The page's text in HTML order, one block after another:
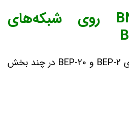
تفاوت‌های BNB روی شبکه‌های
تفاوت BNB روی شبکه‌های BEP-2 و BEP-20 در چند بخش